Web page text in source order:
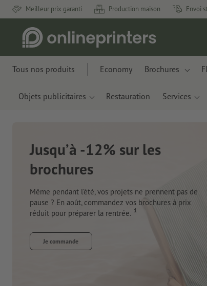
Meilleur prix garanti Production maison Envoi
Tous nos produits Economy Brochures
Objets publicitaires Restauration Services
Nouveau : Carnets de
Des matériaux innovants à base de résidus de
Je commande